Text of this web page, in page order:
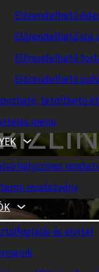
Előrendelhető
Előrendelhető
Előrendelhető
Előrendelhető
letölthető
menü
helyszínes
rendezvény
és elvitel